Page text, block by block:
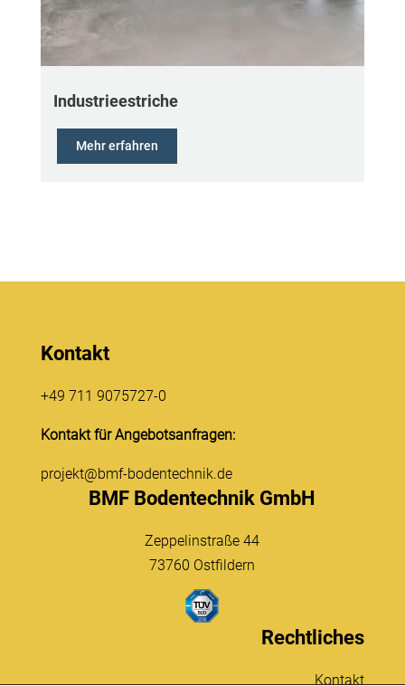
Industrieestriche
Mehr erfahren
Kontakt
+49 711 9075727-0
Kontakt für Angebotsanfragen:
projekt@bmf-bodentechnik.de
BMF Bodentechnik GmbH
Zeppelinstraße 44
73760 Ostfildern
Rechtliches
Kontakt